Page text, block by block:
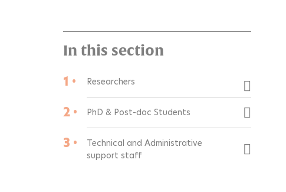
In this section
1 •
Researchers
2 • PhD & Post-doc Students
3 •
Technical and Administrative
support staff